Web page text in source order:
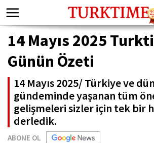
14 Mayıs 2025
Günün Özeti
14 Mayıs 2025/ Türkiye ve
gündeminde yaşanan tüm
gelişmeleri sizler için tek bir
derledik.
ABONE OL